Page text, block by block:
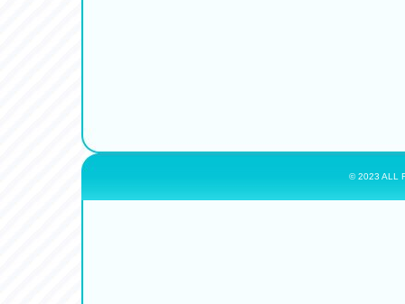
© 2023 ALL